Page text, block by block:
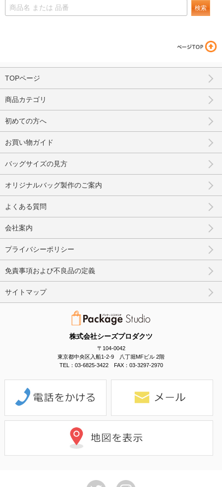
検索
株式会社シーズプロダクツ
〒104-0042
東京都中央区入船1-2-9 八丁堀MFビル 2階
TEL：03-6825-3422 FAX：03-3297-2970
TOPページ
商品カテゴリ
初めての方へ
お買い物ガイド
バッグサイズの見方
オリジナルバッグ製作のご案内
よくある質問
会社案内
プライバシーポリシー
免責事項および不良品の定義
サイトマップ